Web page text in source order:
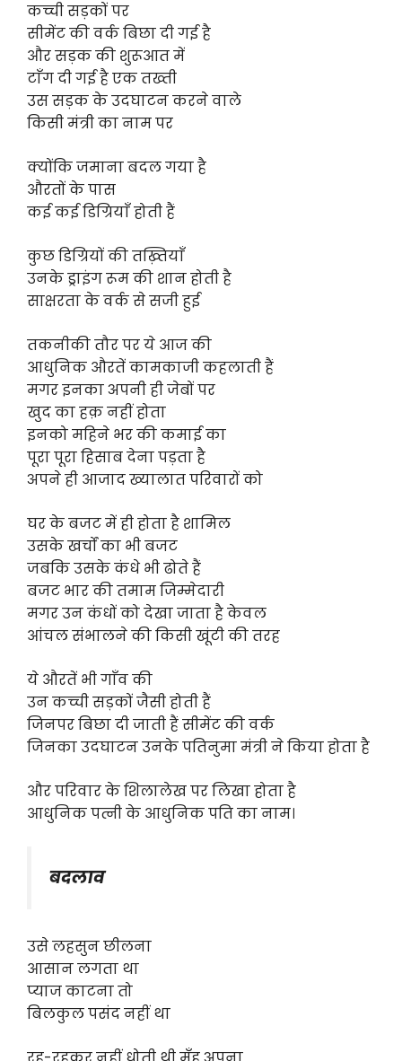
कच्ची सड़कों पर
सीमेंट की वर्क बिछा दी गई है
और सड़क की शुरूआत में
टाँग दी गई है एक तख्ती
उस सड़क के उदघाटन करने वाले
किसी मंत्री का नाम पर
क्योंकि जमाना बदल गया है
औरतों के पास
कई कई डिग्रियाँ होती हैं
कुछ डिग्रियों की तख़्तियाँ
उनके ड्राइंग रूम की शान होती है
साक्षरता के वर्क से सजी हुई
तकनीकी तौर पर ये आज की
आधुनिक औरतें कामकाजी कहलाती हैं
मगर इनका अपनी ही जेबों पर
खुद का हक़ नहीं होता
इनको महिने भर की कमाई का
पूरा पूरा हिसाब देना पड़ता है
अपने ही आजाद ख्यालात परिवारों को
घर के बजट में ही होता है शामिल
उसके खर्चों का भी बजट
जबकि उसके कंधे भी ढोते हैं
बजट भार की तमाम जिम्मेदारी
मगर उन कंधों को देखा जाता है केवल
आंचल संभालने की किसी खूंटी की तरह
ये औरतें भी गाँव की
उन कच्ची सड़कों जैसी होती हैं
जिनपर बिछा दी जाती हैं सीमेंट की वर्क
जिनका उदघाटन उनके पतिनुमा मंत्री ने किया होता है
और परिवार के शिलालेख पर लिखा होता है
आधुनिक पत्नी के आधुनिक पति का नाम।
बदलाव
उसे लहसुन छीलना
आसान लगता था
प्याज काटना तो
बिलकुल पसंद नहीं था